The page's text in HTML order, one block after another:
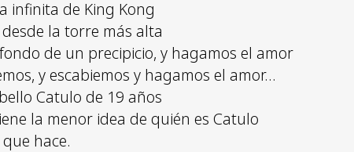
infinita de King Kong
la torre más alta
de un precipicio, y hagamos el amor
y escabiemos y hagamos el amor…
Catulo de 19 años
la menor idea de quién es Catulo
hace.